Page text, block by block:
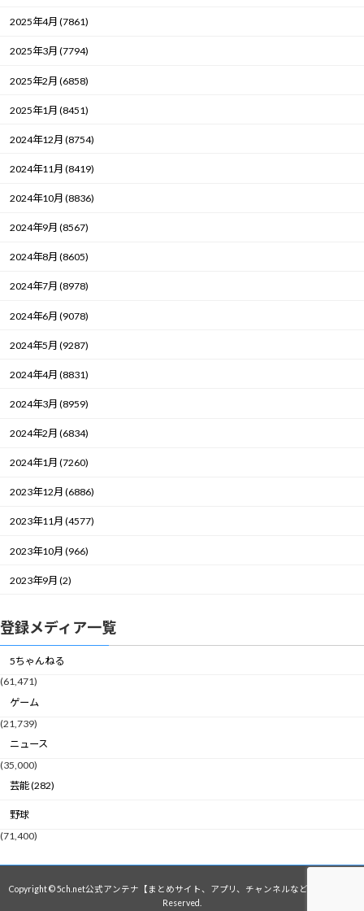
2025年4月 (7861)
2025年3月 (7794)
2025年2月 (6858)
2025年1月 (8451)
2024年12月 (8754)
2024年11月 (8419)
2024年10月 (8836)
2024年9月 (8567)
2024年8月 (8605)
2024年7月 (8978)
2024年6月 (9078)
2024年5月 (9287)
2024年4月 (8831)
2024年3月 (8959)
2024年2月 (6834)
2024年1月 (7260)
2023年12月 (6886)
2023年11月 (4577)
2023年10月 (966)
2023年9月 (2)
登録メディア一覧
5ちゃんねる
(61,471)
ゲーム
(21,739)
ニュース
(35,000)
芸能 (282)
野球
(71,400)
Copyright © 5ch.net公式アンテナ【まとめサイト、アプリ、チャンネルなど】 All Rights
Reserved.